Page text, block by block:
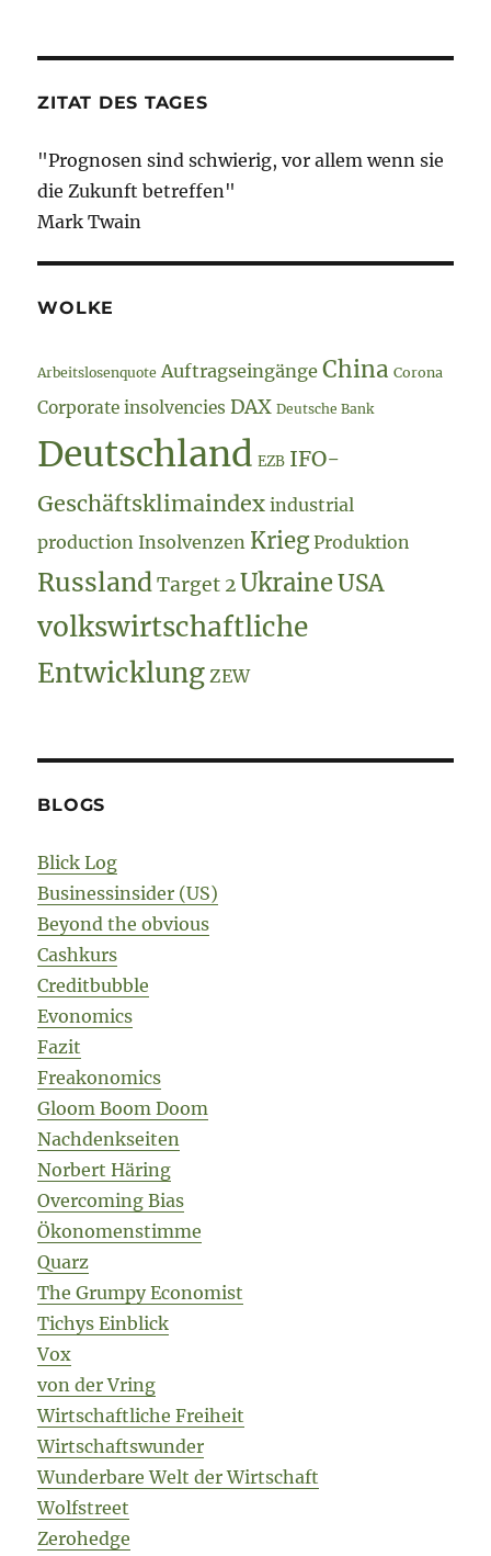
//
Boni
ZITAT DES TAGES
"Prognosen sind schwierig, vor allem wenn sie
die Zukunft betreffen"
Mark Twain
WOLKE
Arbeitslosenquote Auftragseingänge China Corona
Corporate insolvencies DAX Deutsche Bank
Deutschland EZB IFO-
Geschäftsklimaindex industrial
production Insolvenzen Krieg Produktion
Russland Target 2 Ukraine USA
volkswirtschaftliche
Entwicklung ZEW
BLOGS
Blick Log
Businessinsider (US)
Beyond the obvious
Cashkurs
Creditbubble
Evonomics
Fazit
Freakonomics
Gloom Boom Doom
Nachdenkseiten
Norbert Häring
Overcoming Bias
Ökonomenstimme
Quarz
The Grumpy Economist
Tichys Einblick
Vox
von der Vring
Wirtschaftliche Freiheit
Wirtschaftswunder
Wunderbare Welt der Wirtschaft
Wolfstreet
Zerohedge